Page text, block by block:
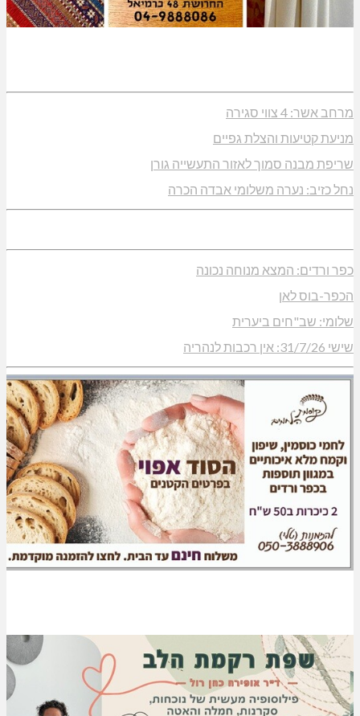
מרחב אשר: 4 צווי סגירה
מניעת קטיעות והצלת גפיים
שריפת מבנה סמוך לאזור התעשייה גורן
נחל כזיב: נערה משלומי אבדה הכרה
כפר ורדים: המצא מנוחה נכונה
הכפר-בוס לאן
שלומי: שב"חים ביערית
שישי 31/7/26: אין רכבות לנהריה